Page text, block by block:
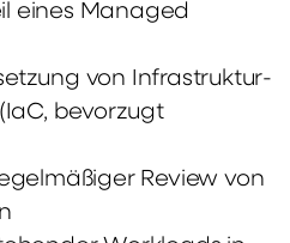
eines Managed
von Infrastruktur-
bevorzugt
Review von